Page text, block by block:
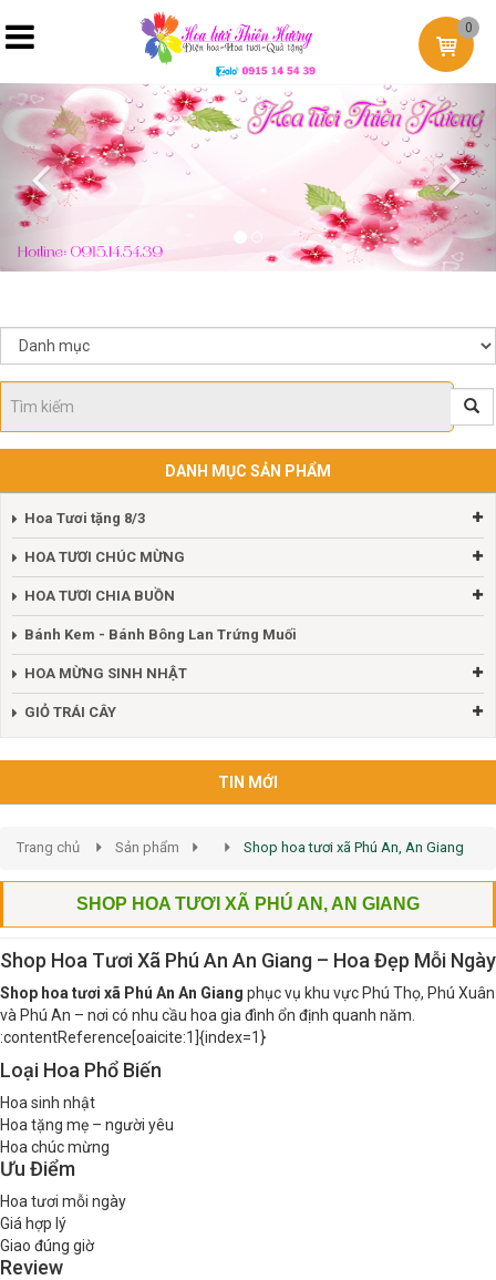
0
Previous
DANH MỤC SẢN PHẨM
Hoa Tươi tặng 8/3
HOA TƯƠI CHÚC MỪNG
HOA TƯƠI CHIA BUỒN
Bánh Kem - Bánh Bông Lan Trứng Muối
HOA MỪNG SINH NHẬT
GIỎ TRÁI CÂY
TIN MỚI
Trang chủ Sản phẩm Shop hoa tươi xã Phú An, An Giang
SHOP HOA TƯƠI XÃ PHÚ AN, AN GIANG
Shop Hoa Tươi Xã Phú An An Giang – Hoa Đẹp Mỗi Ngày
Shop hoa tươi xã Phú An An Giang phục vụ khu vực Phú Thọ, Phú Xuân
và Phú An – nơi có nhu cầu hoa gia đình ổn định quanh năm.
:contentReference[oaicite:1]{index=1}
Loại Hoa Phổ Biến
Hoa sinh nhật
Hoa tặng mẹ – người yêu
Hoa chúc mừng
Ưu Điểm
Hoa tươi mỗi ngày
Giá hợp lý
Giao đúng giờ
Review